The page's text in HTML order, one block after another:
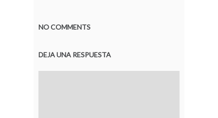
NO COMMENTS
DEJA UNA RESPUESTA